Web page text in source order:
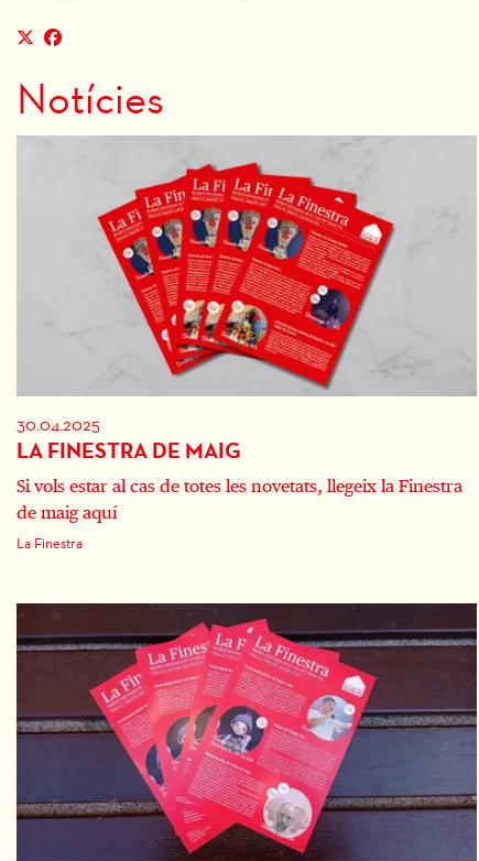
Notícies
30.04.2025
LA FINESTRA DE MAIG
Si vols estar al cas de totes les novetats, llegeix la Finestra
de maig aquí
La Finestra